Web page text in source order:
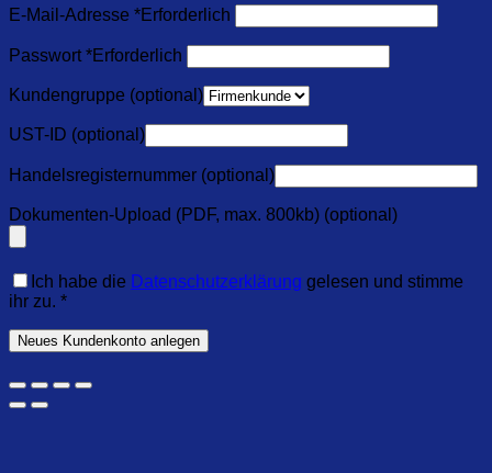
E-Mail-Adresse *Erforderlich
Passwort*Erforderlich
Kundengruppe (optional)
UST-ID (optional)
Handelsregisternummer (optional)
Dokumenten-Upload (PDF, max. 800kb) (optional)
Ich habe die Datenschutzerklärung gelesen und stimme
ihr zu. *
Neues Kundenkonto anlegen